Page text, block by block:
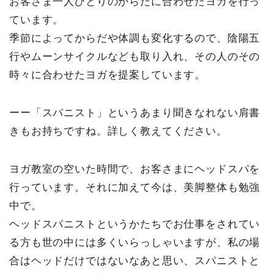
ています。
季節によってからだや体調も変化するので、陰陽五
行やムーンサイクルなども取り入れ、その人のその
時々に合わせたヨガを提案しています。
ーー「スパニスト」というあまり聞きなれない肩書
きもお持ちですね。詳しく教えてください。
ヨガ教室の空いた時間で、お客さまにヘッドスパを
行っています。それに加えて今は、美脚整体も勉強
中で。
ヘッドスパニストというかたちでお仕事をされてい
る方も世の中には多くいらっしゃいますが、私の場
合はヘッドだけではないなあと思い、スパニストと